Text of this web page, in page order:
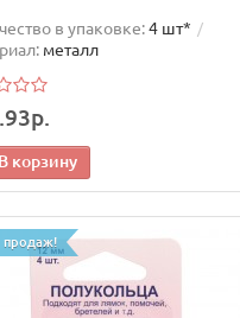
в упаковке:4 шт*
металл
В корзину
продаж!